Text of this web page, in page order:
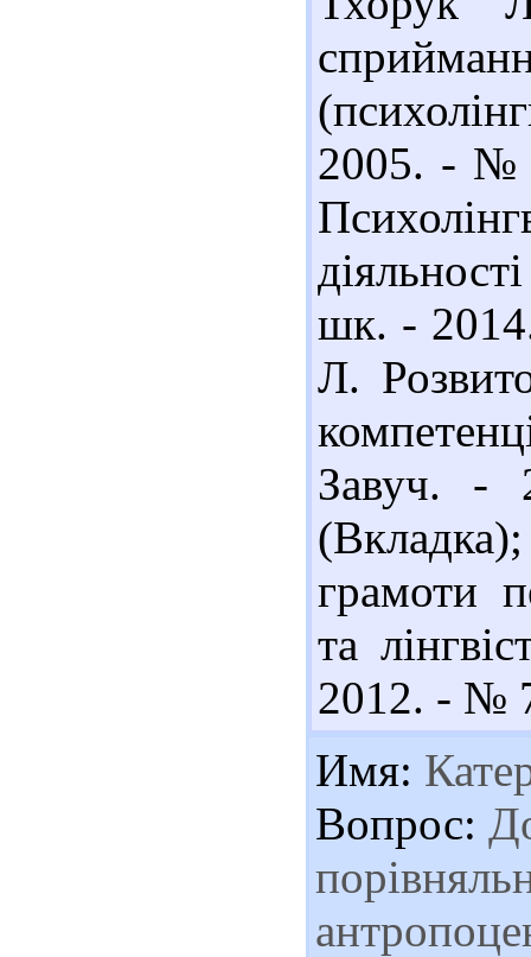
2005. - №
шк. -
Л.
Завуч.
грамоти
та
2012. - №
Имя:
Вопрос: